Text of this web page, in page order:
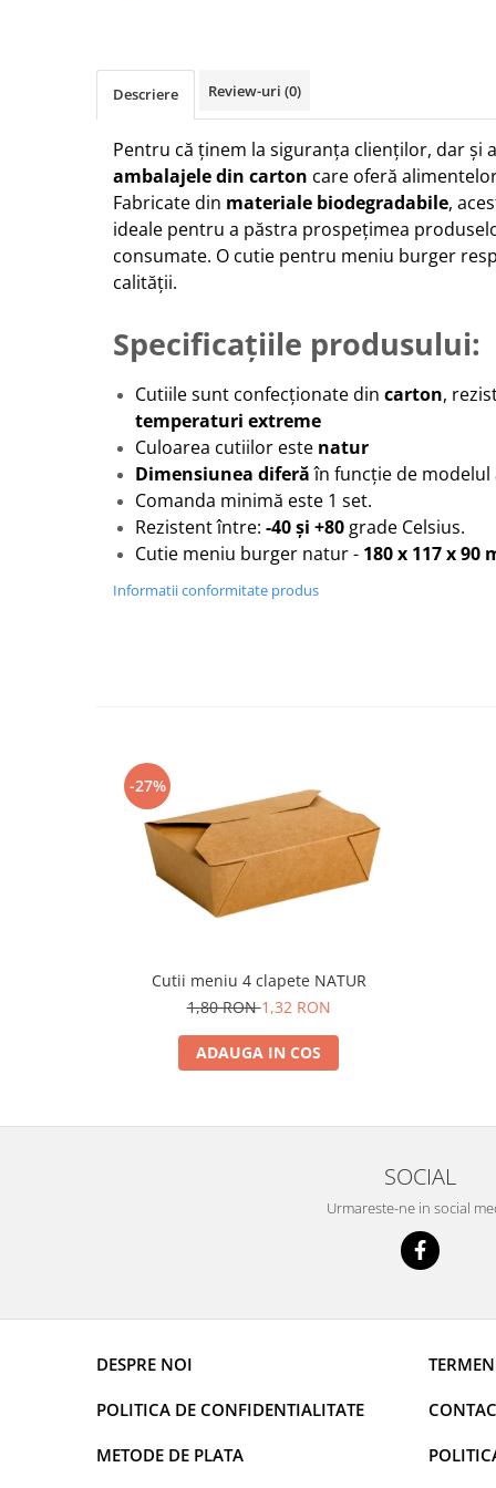
Descriere Review-uri (0)
Pentru că ținem la siguranța clienților, dar și
ambalajele din carton care oferă
Fabricate din materiale biodegradabile,
ideale pentru a păstra prospețimea
consumate. O cutie pentru meniu burger
calității.
Specificațiile produsului:
Cutiile sunt confecționate din carton,
temperaturi extreme
Culoarea cutiilor este natur
Dimensiunea diferăîn funcție de modelul
Comanda minimă este 1 set.
Rezistent între: -40 și +80 grade Celsius.
Cutie meniu burger natur - 180 x 117 x 90
Informatii conformitate produs
-27%
Cutii meniu 4 clapete NATUR
1,80 RON1,32 RON
ADAUGA IN COS
SOCIAL
Urmareste-ne in social
DESPRE NOI
POLITICA DE CONFIDENTIALITATE
METODE DE PLATA